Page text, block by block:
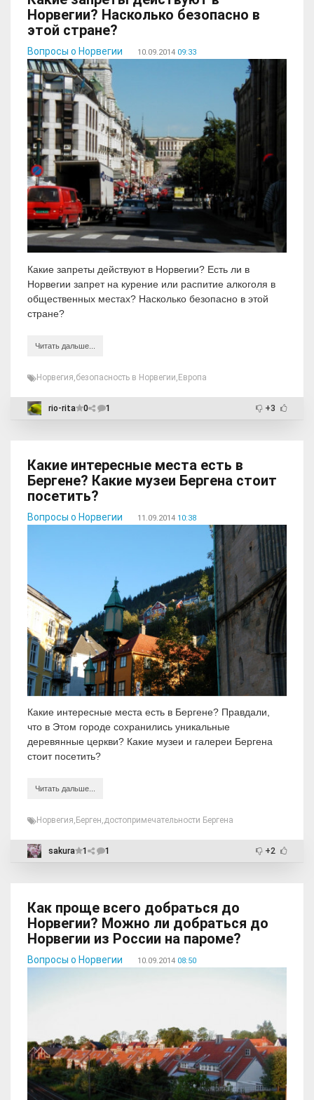
Норвегии? Насколько безопасно в
этой стране?
Вопросы о Норвегии 10.09.2014 09:33
Какие запреты действуют в Норвегии? Есть ли в
Норвегии запрет на курение или распитие алкоголя в
общественных местах? Насколько безопасно в этой
стране?
Читать дальше...
Норвегия,безопасность в Норвегии,Европа
rio-rita 0 1 +3
Какие интересные места есть в
Бергене? Какие музеи Бергена стоит
посетить?
Вопросы о Норвегии 11.09.2014 10:38
Какие интересные места есть в Бергене? Правдали,
что в Этом городе сохранились уникальные
деревянные церкви? Какие музеи и галереи Бергена
стоит посетить?
Читать дальше...
Норвегия, Берген,достопримечательности Бергена
sakura 1 1 +2
Как проще всего добраться до
Норвегии? Можно ли добраться до
Норвегии из России на пароме?
Вопросы о Норвегии 10.09.2014 08:50